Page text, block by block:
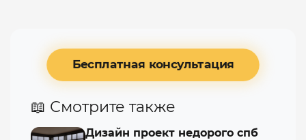
Бесплатная консультация
📖 Смотрите также
Дизайн проект недорого спб